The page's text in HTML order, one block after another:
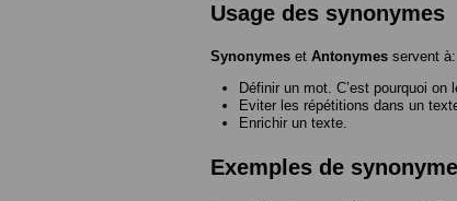
Usage des synonymes
Synonymes et Antonymes servent à:
Définir un mot. C’est pourquoi
Eviter les répétitions dans un
Enrichir un texte.
Exemples de